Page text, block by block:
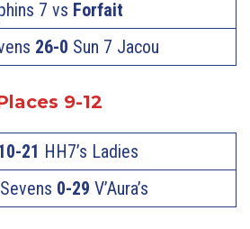
7 vs Forfait
26-0 Sun 7 Jacou
9-12
21 HH7’s Ladies
0-29 V’Aura’s